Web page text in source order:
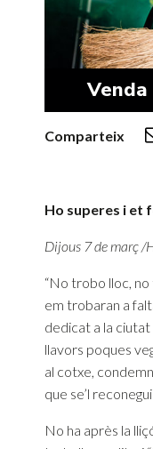
Comparteix
Ho superes i et
Dijous 7 de març
“No trobo lloc,
em trobaran a
dedicat a la
llavors poques
al cotxe,
que se’l
No ha après la